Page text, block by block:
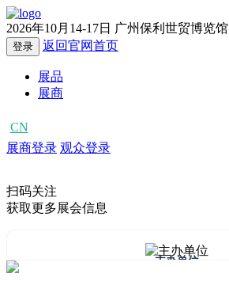
2026年10月14-17日 广州保利世贸博览馆
登录 返回官网首页
展品
展商
CN
展商登录 观众登录
扫码关注
获取更多展会信息
主办单位